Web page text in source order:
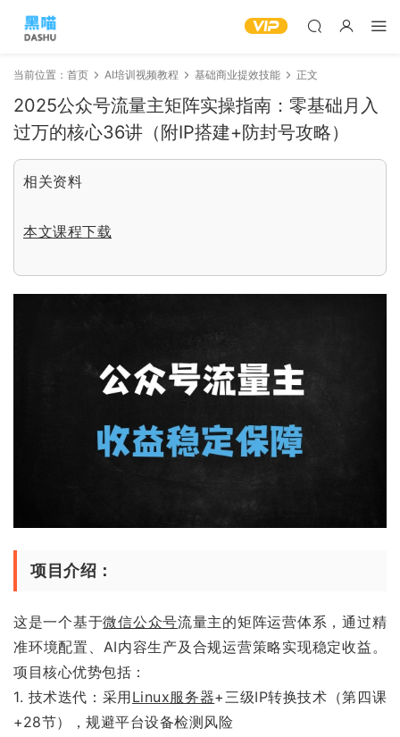
当前位置： 首页 AI培训视频教程 基础商业提效技能 正文
2025公众号流量主矩阵实操指南：零基础月入
过万的核心36讲（附IP搭建+防封号攻略）
相关资料
本文课程下载
项目介绍：
这是一个基于微信公众号流量主的矩阵运营体系，通过精
准环境配置、AI内容生产及合规运营策略实现稳定收益。
项目核心优势包括：
1. 技术迭代：采用Linux服务器+三级IP转换技术（第四课
+28节），规避平台设备检测风险